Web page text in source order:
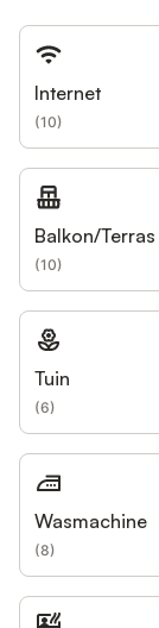
Internet
(10)
Balkon/Terras
(10)
Tuin
(6)
Wasmachine
(8)